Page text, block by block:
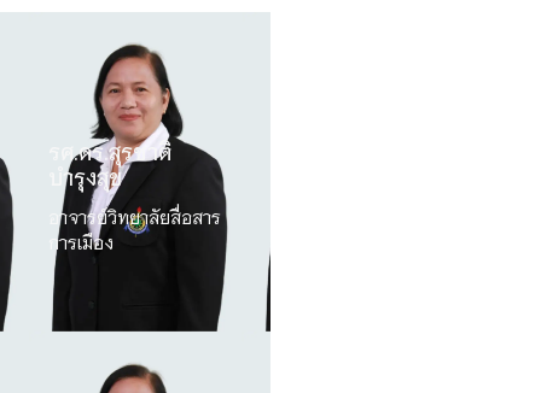
รศ.ดร.สุรชาติ
บำรุงสุข
อาจารย์วิทยาลัยสื่อสาร
การเมือง